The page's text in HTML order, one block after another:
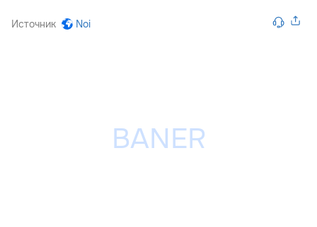
Источник Noi